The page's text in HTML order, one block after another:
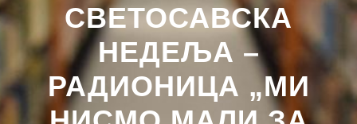
СВЕТОСАВСКА
НЕДЕЉА –
РАДИОНИЦА „МИ